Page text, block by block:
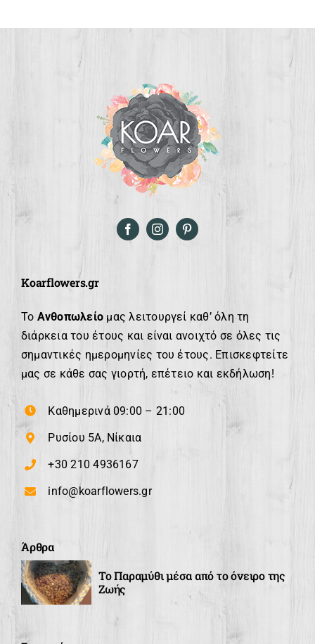
Koarflowers.gr
Το Ανθοπωλείο μας λειτουργεί καθ’ όλη τη
διάρκεια του έτους και είναι ανοιχτό σε όλες τις
σημαντικές ημερομηνίες του έτους. Επισκεφτείτε
μας σε κάθε σας γιορτή, επέτειο και εκδήλωση!
Καθημερινά 09:00 – 21:00
Ρυσίου 5Α, Νίκαια
+30 210 4936167
info@koarflowers.gr
Άρθρα
Το Παραμύθι μέσα από το όνειρο της
Ζωής